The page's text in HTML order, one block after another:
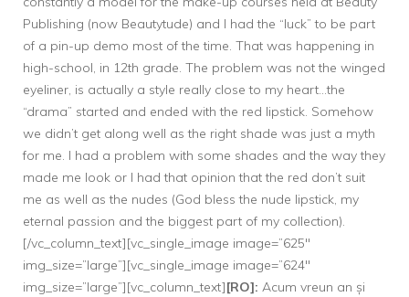
Publishing (now Beautytude) and I had the “luck” to be part
of a pin-up demo most of the time. That was happening in
high-school, in 12th grade. The problem was not the winged
eyeliner, is actually a style really close to my heart…the
“drama” started and ended with the red lipstick. Somehow
we didn’t get along well as the right shade was just a myth
for me. I had a problem with some shades and the way they
made me look or I had that opinion that the red don’t suit
me as well as the nudes (God bless the nude lipstick, my
eternal passion and the biggest part of my collection).
[/vc_column_text][vc_single_image image=”625″
img_size=”large”][vc_single_image image=”624″
img_size=”large”][vc_column_text][RO]: Acum vreun an și